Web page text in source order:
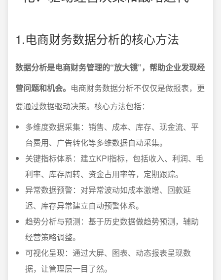
1.电商财务数据分析的核心方法
数据分析是电商财务管理的“放大镜”，帮助企业发现经
营问题和机会。 电商财务数据分析不仅仅是做报表，更
要通过数据驱动决策。核心方法包括：
多维度数据采集：销售、成本、库存、现金流、平
台费用、广告转化等多维数据自动采集。
关键指标体系：建立KPI指标，包括收入、利润、毛
利率、库存周转、资金占用率等，定期跟踪。
异常数据预警：对异常波动如成本激增、回款延
迟、库存异常建立自动预警体系。
趋势分析与预测：基于历史数据做趋势预测，辅助
经营策略调整。
可视化呈现：通过大屏、图表、动态报表呈现数
据，让管理层一目了然。